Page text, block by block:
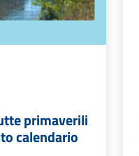
primaverili
calendario